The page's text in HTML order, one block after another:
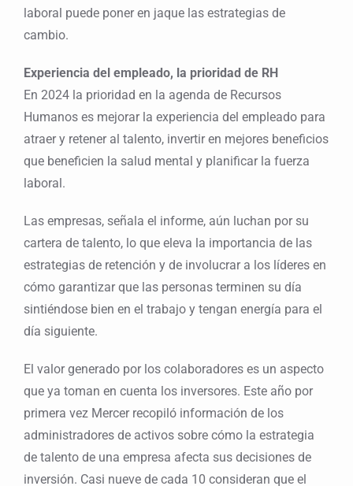
laboral puede poner en jaque las estrategias de
cambio.
Experiencia del empleado, la prioridad de RH
En 2024 la prioridad en la agenda de Recursos
Humanos es mejorar la experiencia del empleado para
atraer y retener al talento, invertir en mejores beneficios
que beneficien la salud mental y planificar la fuerza
laboral.
Las empresas, señala el informe, aún luchan por su
cartera de talento, lo que eleva la importancia de las
estrategias de retención y de involucrar a los líderes en
cómo garantizar que las personas terminen su día
sintiéndose bien en el trabajo y tengan energía para el
día siguiente.
El valor generado por los colaboradores es un aspecto
que ya toman en cuenta los inversores. Este año por
primera vez Mercer recopiló información de los
administradores de activos sobre cómo la estrategia
de talento de una empresa afecta sus decisiones de
inversión. Casi nueve de cada 10 consideran que el